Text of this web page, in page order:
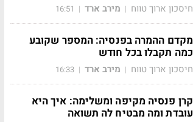
חיסכון ארוך טווח | מירב ארד |
16:51
מקדם ההמרה בפנסיה: המספר שקובע
כמה תקבלו בכל חודש
חיסכון ארוך טווח | מירב ארד |
16:33
קרן פנסיה מקיפה ומשלימה: איך היא
עובדת ומה מבטיח לה תשואה